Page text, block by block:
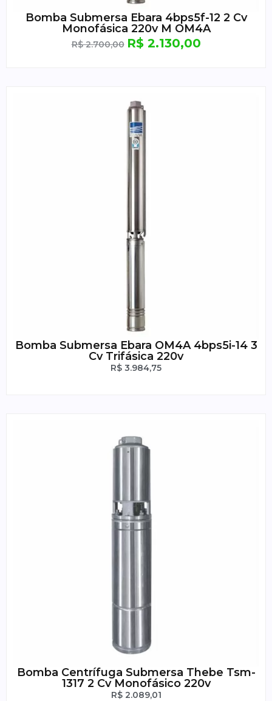
Bomba Submersa Ebara 4bps5f-12 2 Cv
Monofásica 220v M OM4A
R$2.700,00 R$2.130,00
Bomba Submersa Ebara OM4A 4bps5i-14 3
Cv Trifásica 220v
R$ 3.984,75
Bomba Centrífuga Submersa Thebe Tsm-
1317 2 Cv Monofásico 220v
R$2.089,01